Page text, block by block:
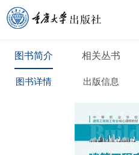
图书简介 相关丛书
图书详情 出版信息